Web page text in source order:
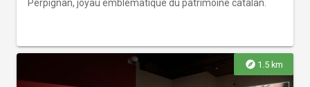
Perpignan, joyau emblématique du patrimoine catalan.
explore 1.5 km